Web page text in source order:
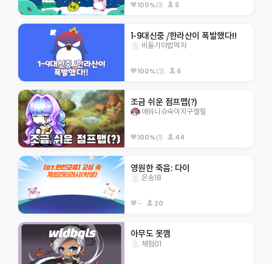
100%(1) 5
1-9대신중 /한라산이 폭발했다!!
비둘기야밥먹자
100%(2) 6
조금 쉬운 점프맵(?)
에워니슈슉이지구젤릴
100%(1) 44
영원한 죽음: 다이
은송18
-- 20
아무도 못깸
체험01